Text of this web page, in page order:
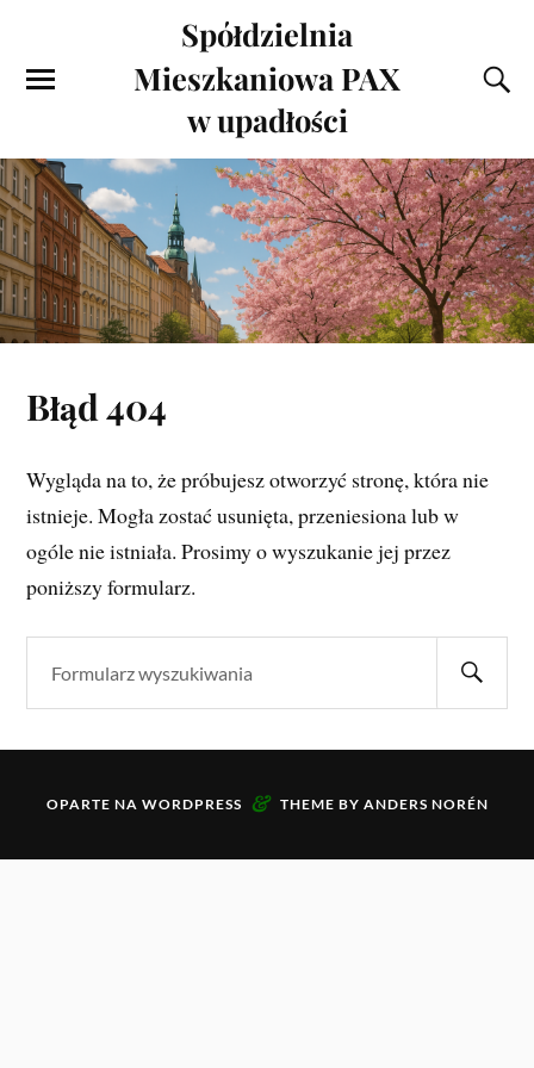
Spółdzielnia
Mieszkaniowa PAX
w upadłości
Błąd 404
Wygląda na to, że próbujesz otworzyć stronę, która nie
istnieje. Mogła zostać usunięta, przeniesiona lub w
ogóle nie istniała. Prosimy o wyszukanie jej przez
poniższy formularz.
OPARTE NA WORDPRESS & THEME BY ANDERS NORÉN